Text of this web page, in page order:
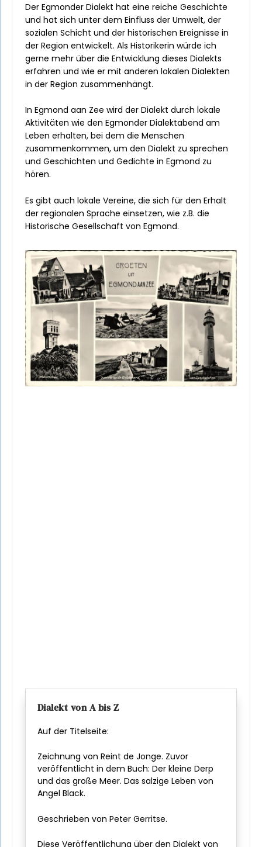
Der Egmonder Dialekt hat eine reiche Geschichte
und hat sich unter dem Einfluss der Umwelt, der
sozialen Schicht und der historischen Ereignisse in
der Region entwickelt. Als Historikerin würde ich
gerne mehr über die Entwicklung dieses Dialekts
erfahren und wie er mit anderen lokalen Dialekten
in der Region zusammenhängt.
In Egmond aan Zee wird der Dialekt durch lokale
Aktivitäten wie den Egmonder Dialektabend am
Leben erhalten, bei dem die Menschen
zusammenkommen, um den Dialekt zu sprechen
und Geschichten und Gedichte in Egmond zu
hören.
Es gibt auch lokale Vereine, die sich für den Erhalt
der regionalen Sprache einsetzen, wie z.B. die
Historische Gesellschaft von Egmond.
Dialekt von A bis Z
Auf der Titelseite:
Zeichnung von Reint de Jonge. Zuvor
veröffentlicht in dem Buch: Der kleine Derp
und das große Meer. Das salzige Leben von
Angel Black.
Geschrieben von Peter Gerritse.
Diese Veröffentlichung über den Dialekt von